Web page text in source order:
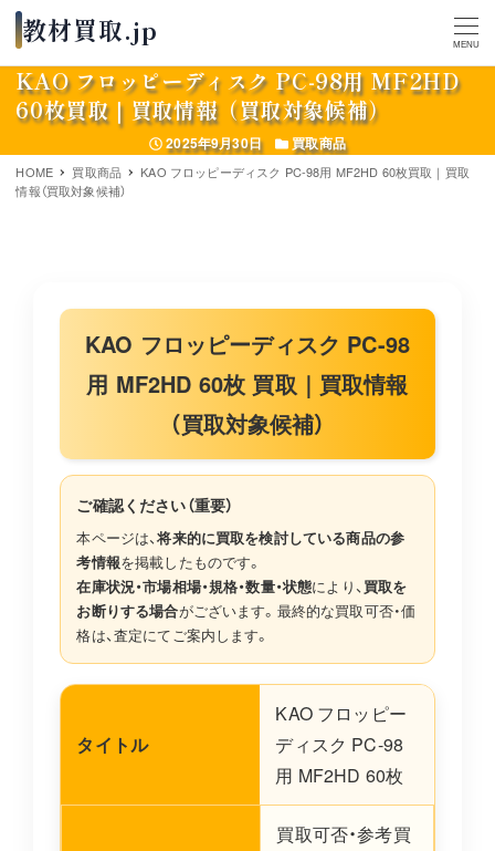
MENU
KAO フロッピーディスク PC-98用 MF2HD
60枚買取｜買取情報（買取対象候補）
投稿日
2025年9月30日 カテゴリー
買取商品
HOME 買取商品
KAO フロッピーディスク PC-98用 MF2HD 60枚買取｜買取
情報（買取対象候補）
KAO フロッピーディスク PC-98
用 MF2HD 60枚 買取｜買取情報
（買取対象候補）
ご確認ください（重要）
本ページは、将来的に買取を検討している商品の参
考情報を掲載したものです。
在庫状況・市場相場・規格・数量・状態により、買取を
お断りする場合がございます。最終的な買取可否・価
格は、査定にてご案内します。
タイトル
KAO フロッピー
ディスク PC-98
用 MF2HD 60枚
買取可否・参考買